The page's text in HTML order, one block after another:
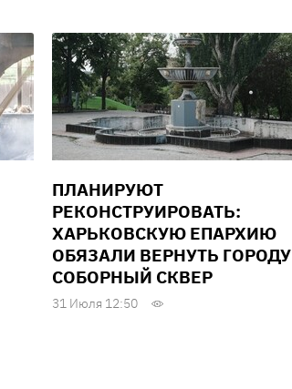
ПЛАНИРУЮТ
РЕКОНСТРУИРОВАТЬ:
ХАРЬКОВСКУЮ ЕПАРХИЮ
ОБЯЗАЛИ ВЕРНУТЬ ГОРОДУ
СОБОРНЫЙ СКВЕР
31 Июля 12:50